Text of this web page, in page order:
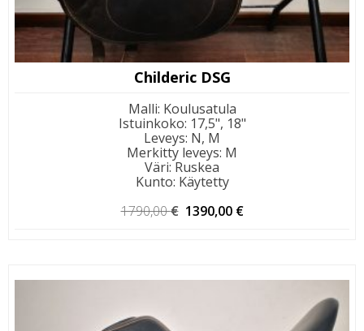
Childeric DSG
Malli: Koulusatula
Istuinkoko: 17,5", 18"
Leveys: N, M
Merkitty leveys: M
Väri: Ruskea
Kunto: Käytetty
1790,00€ Alkuperäinen
1390,00 €